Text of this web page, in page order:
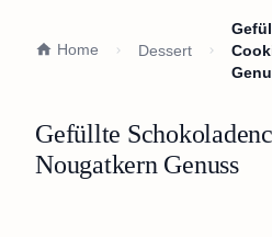
Home Dessert
Gefüllte
Nougatkern Genuss